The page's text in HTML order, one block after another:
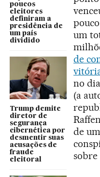
poucos
eleitores
definiram a
presidência de
um país
dividido
Trump demite
diretor de
segurança
cibernética por
desmentir suas
acusações de
fraude
eleitoral
um
de
no
(a
de